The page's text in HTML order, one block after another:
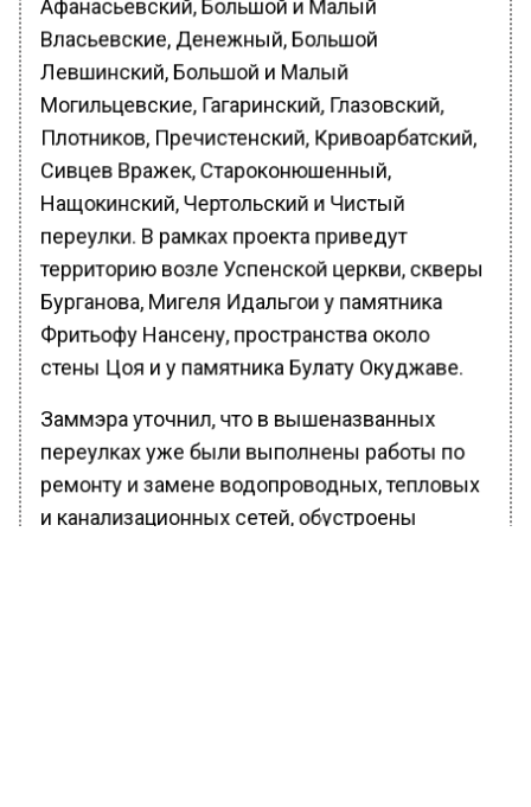
Власьевские, Денежный, Большой
Левшинский, Большой и Малый
Могильцевские, Гагаринский, Глазовский,
Плотников, Пречистенский, Кривоарбатский,
Сивцев Вражек, Староконюшенный,
Нащокинский, Чертольский и Чистый
переулки. В рамках проекта приведут
территорию возле Успенской церкви, скверы
Бурганова, Мигеля Идальгои у памятника
Фритьофу Нансену, пространства около
стены Цоя и у памятника Булату Окуджаве.
Заммэра уточнил, что в вышеназванных
переулках уже были выполнены работы по
ремонту и замене водопроводных, тепловых
и канализационных сетей, обустроены